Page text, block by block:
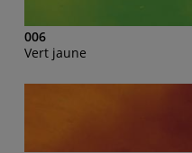
006
Vert jaune